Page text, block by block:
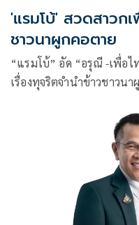
'แรมโบ้' สวดสาวก
ชาวนาผูกคอตาย
“แรมโบ้” อัด “อรุณี -เพื่อ
เรื่องทุจริตจำนำข้าวชาวน
ประยุทธ์เข้ามาแก้ไขปัญห